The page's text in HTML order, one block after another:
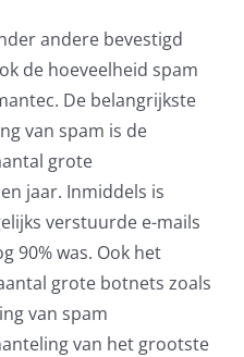
andere bevestigd
de hoeveelheid spam
De belangrijkste
van spam is de
grote
jaar. Inmiddels is
verstuurde e-mails
90% was. Ook het
grote botnets zoals
van spam
van het grootste